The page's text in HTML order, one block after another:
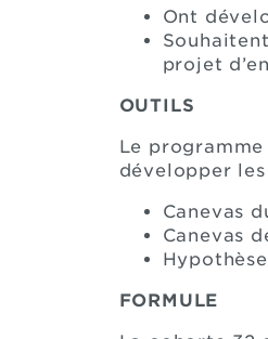
Ont
projet
OUTILS
Le
développer
Canevas
Canevas
FORMULE